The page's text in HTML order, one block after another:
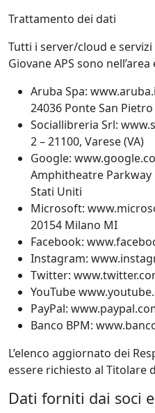
Trattamento dei dati
Tutti i server/cloud e
Giovane APS sono
Aruba Spa:
24036 Ponte San Pietro
Sociallibreria Srl:
2 – 21100, Varese (VA)
Google:
Amphitheatre Parkway
Stati Uniti
Microsoft:
20154 Milano MI
Facebook:
Instagram:
Twitter:
YouTube
PayPal:
Banco BPM:
L’elenco aggiornato dei
essere richiesto al Titolare
Dati forniti dai soci